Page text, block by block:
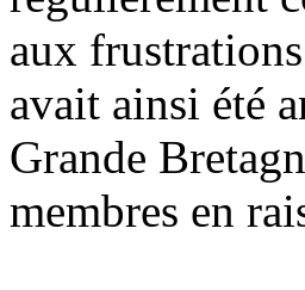
aux
avait ainsi été
Grande
membres en